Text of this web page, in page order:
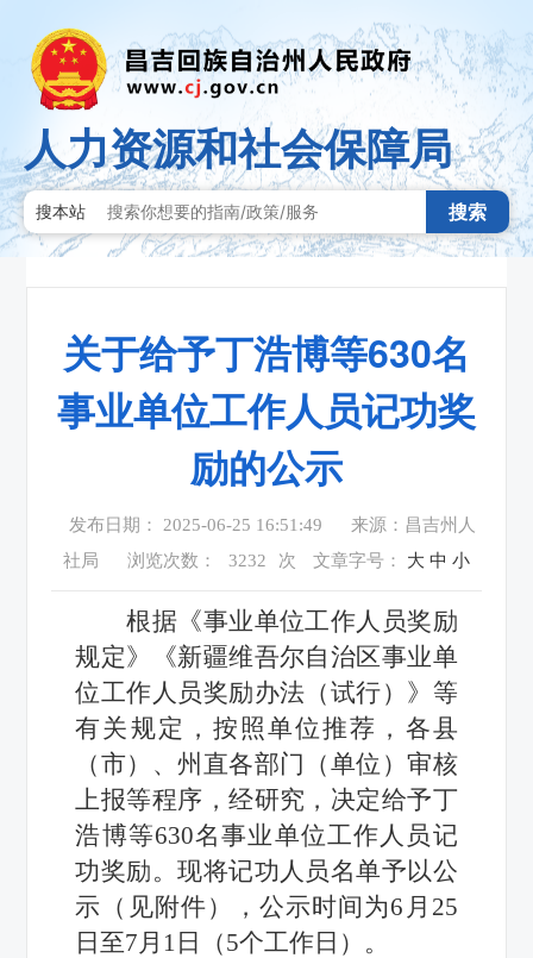
人力资源和社会保障局
搜本站 搜索
关于给予丁浩博等630名
事业单位工作人员记功奖
励的公示
发布日期： 2025-06-25 16:51:49
来源：昌吉州人
社局
浏览次数： 3232 次 文章字号： 大 中 小
根据《事业单位工作人员奖励
规定》《新疆维吾尔自治区事业单
位工作人员奖励办法（试行）》等
有关规定，按照单位推荐，各县
（市）、州直各部门（单位）审核
上报等程序，经研究，决定给予丁
浩博等630名事业单位工作人员记
功奖励。现将记功人员名单予以公
示（见附件），公示时间为6月25
日至7月1日（5个工作日）。